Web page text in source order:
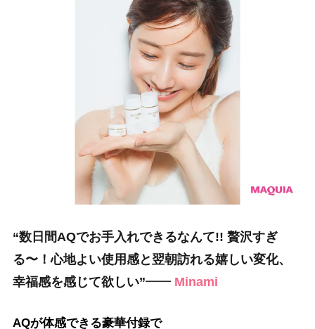
“数日間AQでお手入れできるなんて!! 贅沢すぎ
る〜！心地よい使用感と翌朝訪れる嬉しい変化、
幸福感を感じて欲しい”━━ Minami
AQが体感できる豪華付録で